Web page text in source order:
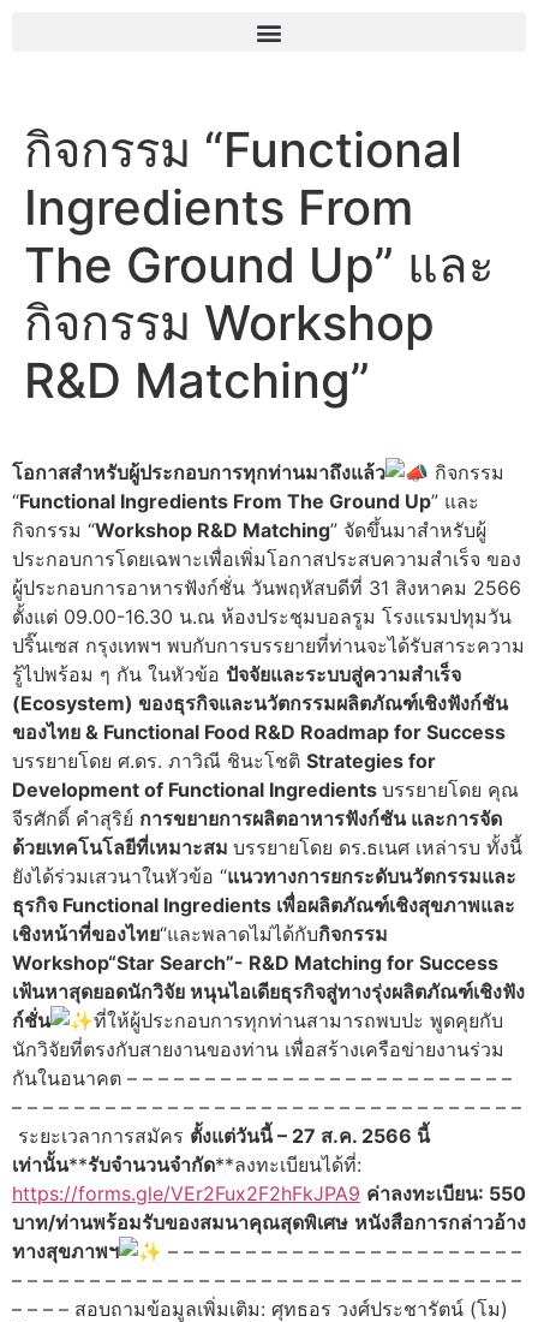
กิจกรรม “Functional
Ingredients From
The Ground Up” และ
กิจกรรม Workshop
R&D Matching”
โอกาสสำหรับผู้ประกอบการทุกท่านมาถึงแล้ว
กิจกรรม
“Functional Ingredients From The Ground Up” และ
กิจกรรม “Workshop R&D Matching” จัดขึ้นมาสำหรับผู้
ประกอบการโดยเฉพาะเพื่อเพิ่มโอกาสประสบความสำเร็จ ของ
ผู้ประกอบการอาหารฟังก์ชั่น วันพฤหัสบดีที่ 31 สิงหาคม 2566
ตั้งแต่ 09.00-16.30 น.ณ ห้องประชุมบอลรูม โรงแรมปทุมวัน
ปริ๊นเซส กรุงเทพฯ พบกับการบรรยายที่ท่านจะได้รับสาระความ
รู้ไปพร้อม ๆ กัน ในหัวข้อ ปัจจัยและระบบสู่ความสำเร็จ
(Ecosystem) ของธุรกิจและนวัตกรรมผลิตภัณฑ์เชิงฟังก์ชัน
ของไทย & Functional Food R&D Roadmap for Success
บรรยายโดย ศ.ดร. ภาวิณี ชินะโชติ Strategies for
Development of Functional Ingredients บรรยายโดย คุณ
จีรศักดิ์ คำสุริย์ การขยายการผลิตอาหารฟังก์ชัน และการจัด
ด้วยเทคโนโลยีที่เหมาะสม บรรยายโดย ดร.ธเนศ เหล่ารบ ทั้งนี้
ยังได้ร่วมเสวนาในหัวข้อ “แนวทางการยกระดับนวัตกรรมและ
ธุรกิจ Functional Ingredients เพื่อผลิตภัณฑ์เชิงสุขภาพและ
เชิงหน้าที่ของไทย“และพลาดไม่ได้กับกิจกรรม
Workshop“Star Search”- R&D Matching for Success
เฟ้นหาสุดยอดนักวิจัย หนุนไอเดียธุรกิจสู่ทางรุ่งผลิตภัณฑ์เชิงฟัง
ก์ชั่น
ที่ให้ผู้ประกอบการทุกท่านสามารถพบปะ พูดคุยกับ
นักวิจัยที่ตรงกับสายงานของท่าน เพื่อสร้างเครือข่ายงานร่วม
กันในอนาคต – – – – – – – – – – – – – – – – – – – – – – – – –
– – – – – – – – – – – – – – – – – – – – – – – – – – – – – – – – –
ระยะเวลาการสมัคร ตั้งแต่วันนี้ – 27 ส.ค. 2566 นี้
เท่านั้น**รับจำนวนจำกัด**ลงทะเบียนได้ที่:
https://forms.gle/VEr2Fux2F2hFkJPA9 ค่าลงทะเบียน: 550
บาท/ท่านพร้อมรับของสมนาคุณสุดพิเศษ หนังสือการกล่าวอ้าง
ทางสุขภาพฯ
– – – – – – – – – – – – – – – – – – – – – – –
– – – – – – – – – – – – – – – – – – – – – – – – – – – – – – – – –
– – – – สอบถามข้อมูลเพิ่มเติม: ศุทธอร วงศ์ประชารัตน์ (โม)